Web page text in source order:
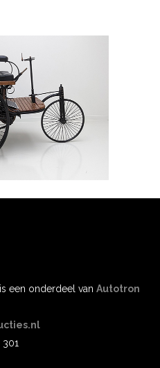
een onderdeel van Autotron